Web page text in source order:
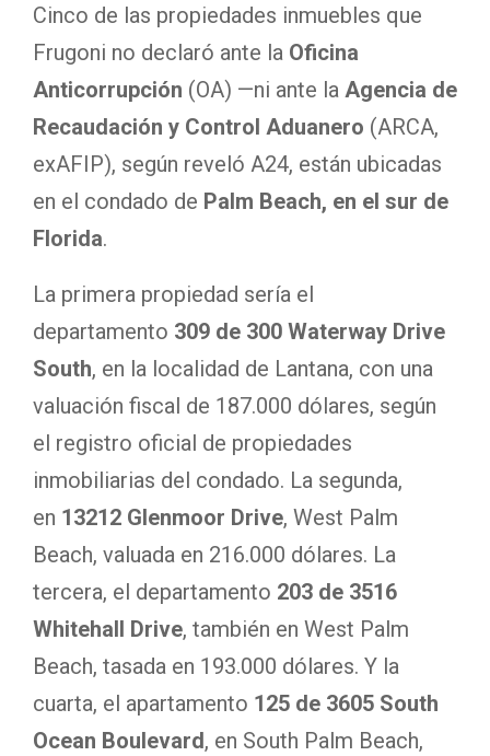
Cinco de las propiedades inmuebles que
Frugoni no declaró ante la Oficina
Anticorrupción (OA) —ni ante la Agencia de
Recaudación y Control Aduanero (ARCA,
exAFIP), según reveló A24, están ubicadas
en el condado de Palm Beach, en el sur de
Florida.
La primera propiedad sería el
departamento 309 de 300 Waterway Drive
South, en la localidad de Lantana, con una
valuación fiscal de 187.000 dólares, según
el registro oficial de propiedades
inmobiliarias del condado. La segunda,
en 13212 Glenmoor Drive, West Palm
Beach, valuada en 216.000 dólares. La
tercera, el departamento 203 de 3516
Whitehall Drive, también en West Palm
Beach, tasada en 193.000 dólares. Y la
cuarta, el apartamento 125 de 3605 South
Ocean Boulevard, en South Palm Beach,